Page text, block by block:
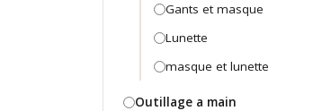
Gants et masque
Lunette
masque et lunette
Outillage a main